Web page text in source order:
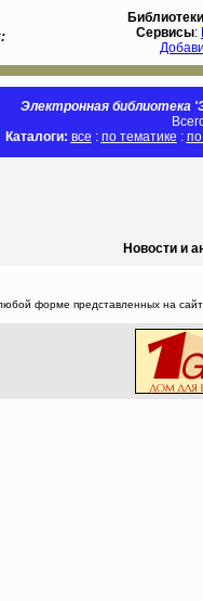
Библиотеки
Сервисы:
Электронная библиотека
Каталоги: все : по тематике :
Новости и
форме представленных на